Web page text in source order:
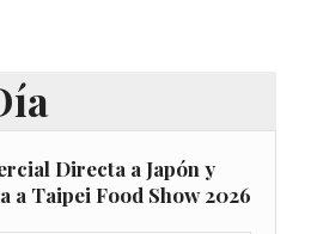
Directa a Japón y
a Taipei Food Show 2026